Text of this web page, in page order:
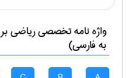
واژه نامه تخصصیرياضی
به فارسی)